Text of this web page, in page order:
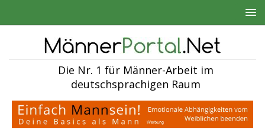
Die Nr. 1 für Männer-Arbeit im
deutschsprachigen Raum